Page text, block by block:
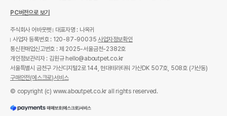
PC버전으로 보기
주식회사 어바웃펫
대표자명 : 나옥귀
사업자 등록번호 : 120-87-90035사업자정보확인
통신판매업신고번호 : 제 2025-서울금천-2382호
개인정보관리자 : 김원규 hello@aboutpet.co.kr
서울특별시 금천구 가산디지털2로 144, 현대테라타워 가산DK 507호, 508호 (가산동)
구매안전(에스크로)서비스
© copyright (c) www.aboutpet.co.kr all rights reserved.